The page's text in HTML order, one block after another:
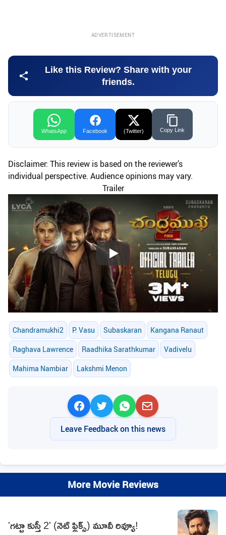
ADVERTISEMENT
Like this Review? Share with your
friends.
WhatsApp Facebook (Twitter) Copy Link
Disclaimer: This review is based on the reviewer’s
individual perspective. Audience opinions may vary.
Trailer
Play
Chandramukhi2 P. Vasu Subaskaran Kangana Ranaut
Raghava Lawrence Raadhika Sarathkumar Vadivelu
Mahima Nambiar Lakshmi Menon
Leave Feedback on this news
More Movie Reviews
'గట్టా కుస్తీ 2' (నెట్ ఫ్లిక్స్) మూవీ రివ్యూ!